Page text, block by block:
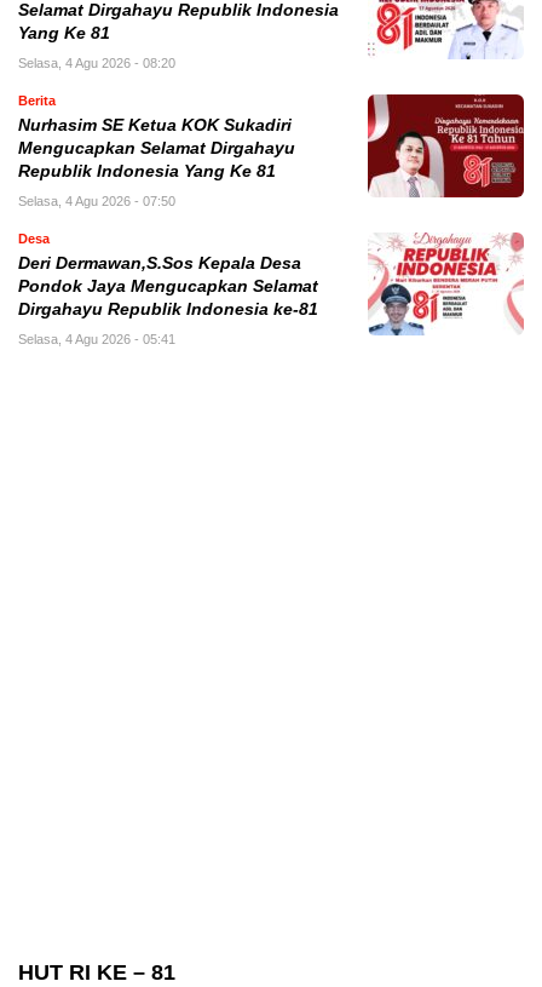
Selamat Dirgahayu Republik Indonesia
Yang Ke 81
Selasa, 4 Agu 2026 - 08:20
Berita
Nurhasim SE Ketua KOK Sukadiri
Mengucapkan Selamat Dirgahayu
Republik Indonesia Yang Ke 81
Selasa, 4 Agu 2026 - 07:50
Desa
Deri Dermawan,S.Sos Kepala Desa
Pondok Jaya Mengucapkan Selamat
Dirgahayu Republik Indonesia ke-81
Selasa, 4 Agu 2026 - 05:41
HUT RI KE – 81